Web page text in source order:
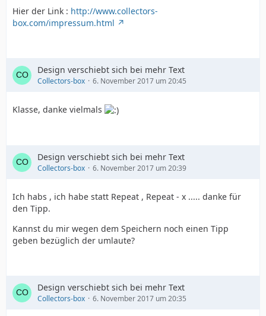
float:left;
}
##info_right {
float:left;
height:224px;
Hier der Link : http://www.collectors-
box.com/impressum.html
Design verschiebt sich bei mehr Text
Collectors-box 6. November 2017 um 20:45
Klasse, danke vielmals
Design verschiebt sich bei mehr Text
Collectors-box 6. November 2017 um 20:39
Ich habs , ich habe statt Repeat , Repeat - x ..... danke für
den Tipp.
Kannst du mir wegen dem Speichern noch einen Tipp
geben bezüglich der umlaute?
Design verschiebt sich bei mehr Text
Collectors-box 6. November 2017 um 20:35